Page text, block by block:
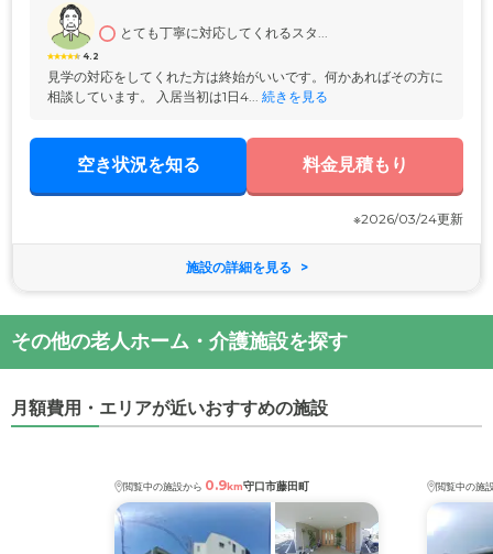
4.2
とても丁寧に対応してくれるスタ...
見学の対応をしてくれた方は終始がいいです。何かあればその方に
相談しています。 入居当初は1日4... 続きを見る
空き状況を知る 料金見積もり
※2026/03/24更新
施設の詳細を見る
その他の老人ホーム・介護施設を探す
月額費用・エリアが近いおすすめの施設
閲覧中の施設から 0.9km守口市藤田町 閲覧中の施